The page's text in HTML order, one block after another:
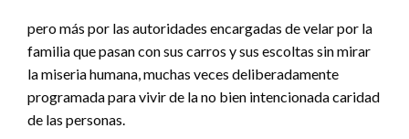
pero más por las autoridades encargadas de velar por la
familia que pasan con sus carros y sus escoltas sin mirar
la miseria humana, muchas veces deliberadamente
programada para vivir de la no bien intencionada caridad
de las personas.